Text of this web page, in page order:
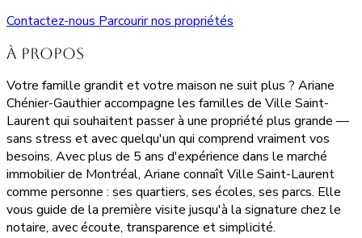
Contactez-nous Parcourir nos propriétés
À propos
Votre famille grandit et votre maison ne suit plus ? Ariane
Chénier-Gauthier accompagne les familles de Ville Saint-
Laurent qui souhaitent passer à une propriété plus grande —
sans stress et avec quelqu'un qui comprend vraiment vos
besoins. Avec plus de 5 ans d'expérience dans le marché
immobilier de Montréal, Ariane connaît Ville Saint-Laurent
comme personne : ses quartiers, ses écoles, ses parcs. Elle
vous guide de la première visite jusqu'à la signature chez le
notaire, avec écoute, transparence et simplicité.